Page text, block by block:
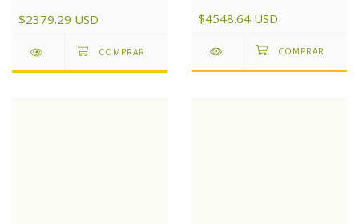
$2379.29 USD $4548.64 USD